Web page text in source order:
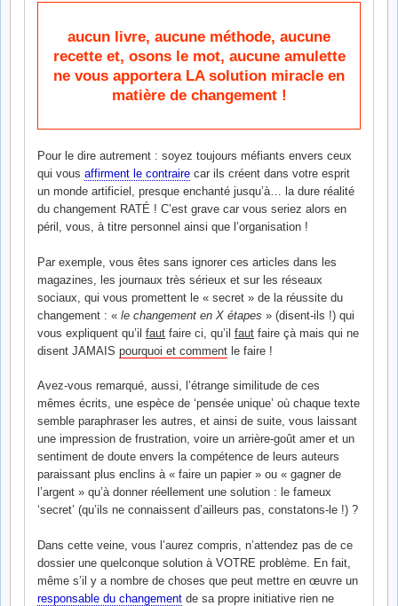
aucun livre, aucune méthode, aucune
recette et, osons le mot, aucune amulette
ne vous apportera LA solution miracle en
matière de changement !
Pour le dire autrement : soyez toujours méfiants envers ceux
qui vous affirment le contraire car ils créent dans votre esprit
un monde artificiel, presque enchanté jusqu’à… la dure réalité
du changement RATÉ ! C’est grave car vous seriez alors en
péril, vous, à titre personnel ainsi que l’organisation !
Par exemple, vous êtes sans ignorer ces articles dans les
magazines, les journaux très sérieux et sur les réseaux
sociaux, qui vous promettent le « secret » de la réussite du
changement : « le changement en X étapes » (disent-ils !) qui
vous expliquent qu’il faut faire ci, qu’il faut faire çà mais qui ne
disent JAMAIS pourquoi et comment le faire !
Avez-vous remarqué, aussi, l’étrange similitude de ces
mêmes écrits, une espèce de ‘pensée unique’ où chaque texte
semble paraphraser les autres, et ainsi de suite, vous laissant
une impression de frustration, voire un arrière-goût amer et un
sentiment de doute envers la compétence de leurs auteurs
paraissant plus enclins à « faire un papier » ou « gagner de
l’argent » qu’à donner réellement une solution : le fameux
‘secret’ (qu’ils ne connaissent d’ailleurs pas, constatons-le !) ?
Dans cette veine, vous l’aurez compris, n’attendez pas de ce
dossier une quelconque solution à VOTRE problème. En fait,
même s’il y a nombre de choses que peut mettre en œuvre un
responsable du changement de sa propre initiative rien ne